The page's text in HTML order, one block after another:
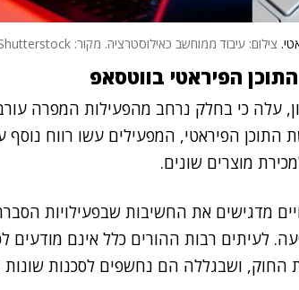
צילום: עיבוד ממוחשב כאילוסטרציה. מקור: Shutterstock
הפיראטי בווטסאפ
עלה כי בחלק נרחב מהפעילות המפרה
הפיראטי, המפעילים עשו רווח נוסף
מוצרים שונים.
מדגישים את החשיבות שבפעילויות
לעיתים רבות ההורים כלל אינם מודעים
ושבגללה הם נחשפים לסכנות שונות